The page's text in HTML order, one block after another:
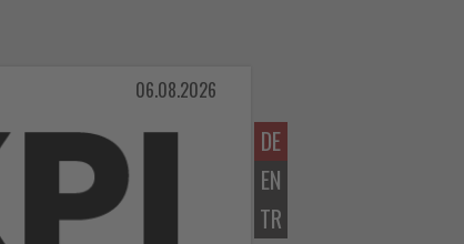
DE
EN
TR
06.08.2026